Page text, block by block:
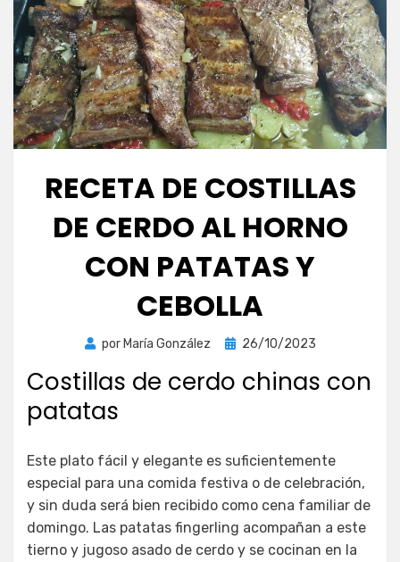
RECETA DE COSTILLAS
DE CERDO AL HORNO
CON PATATAS Y
CEBOLLA
por María González
Publicada
26/10/2023
Costillas de cerdo chinas con
patatas
Este plato fácil y elegante es suficientemente
especial para una comida festiva o de celebración,
y sin duda será bien recibido como cena familiar de
domingo. Las patatas fingerling acompañan a este
tierno y jugoso asado de cerdo y se cocinan en la